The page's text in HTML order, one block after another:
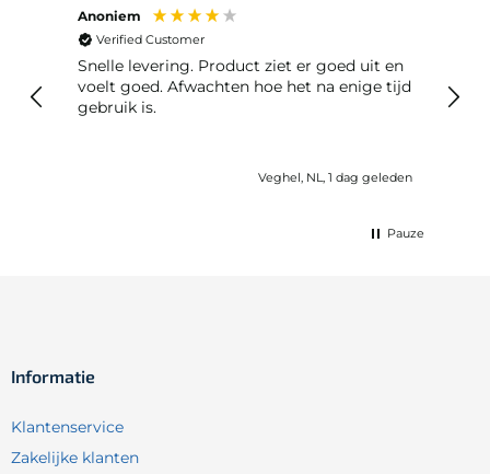
Anoniem
Verified Customer
Snelle levering. Product ziet er goed uit en
voelt goed. Afwachten hoe het na enige tijd
gebruik is.
Veghel, NL, 1 dag geleden
Pauze
Informatie
Klantenservice
Zakelijke klanten